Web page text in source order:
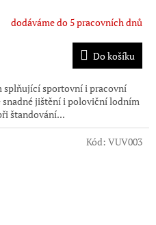
dodáváme do 5 pracovních dnů
Do košíku
splňující sportovní i pracovní
snadné jištění i poloviční lodním
štandování...
Kód: VUV003